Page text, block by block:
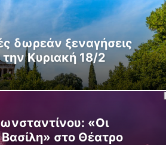
δωρεάν ξεναγήσεις
Κυριακή 18/2
«Οι
στο Θέατρο